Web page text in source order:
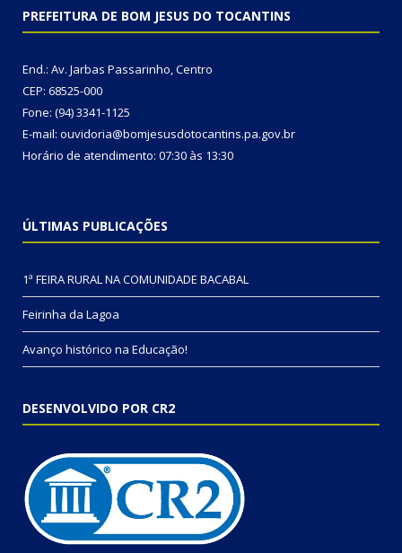
PREFEITURA DE BOM JESUS DO TOCANTINS
End.: Av. Jarbas Passarinho, Centro
CEP: 68525-000
Fone: (94) 3341-1125
E-mail: ouvidoria@bomjesusdotocantins.pa.gov.br
Horário de atendimento: 07:30 às 13:30
ÚLTIMAS PUBLICAÇÕES
1ª FEIRA RURAL NA COMUNIDADE BACABAL
Feirinha da Lagoa
Avanço histórico na Educação!
DESENVOLVIDO POR CR2